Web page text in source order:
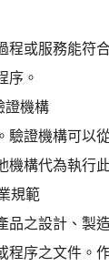
或服務能符合
序。
證機構
證機構可以從
機構代為執行
規範
之設計、製造
程序之文件。